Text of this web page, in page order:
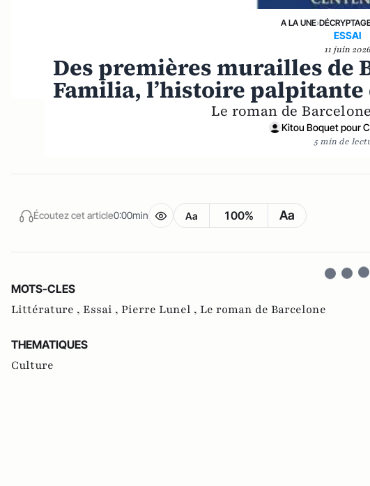
A LA UNE›
ESSAI
11 juin 2026
Des premières murailles de
Familia, l’histoire palpitante
Le roman de
Kitou Boquet pour
5 min de
Écoutez cet article0:00min Aa 100% Aa
MOTS-CLES
Littérature , Essai , Pierre Lunel , Le roman de Barcelone
THEMATIQUES
Culture